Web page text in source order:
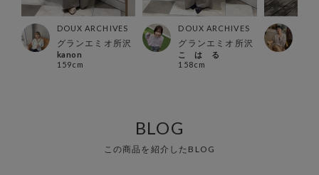
DOUX ARCHIVES
グランエミオ所沢
kanon
159cm
DOUX ARCHIVES
グランエミオ所沢
こ は る
158cm
BLOG
この商品を紹介したBLOG